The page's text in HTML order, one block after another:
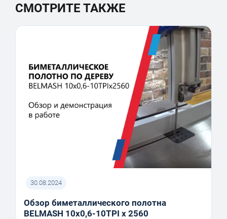
СМОТРИТЕ ТАКЖЕ
30.08.2024
Обзор биметаллического полотна
BELMASH 10x0,6-10TPI x 2560